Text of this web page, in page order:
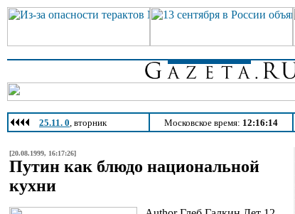
25.11. 0, вторник Московское время: 12:16:14
[20.08.1999, 16:17:26]
Путин как блюдо национальной
кухни